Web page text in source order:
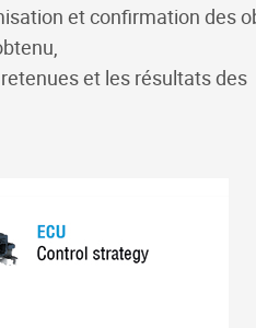
et confirmation des
et les résultats des